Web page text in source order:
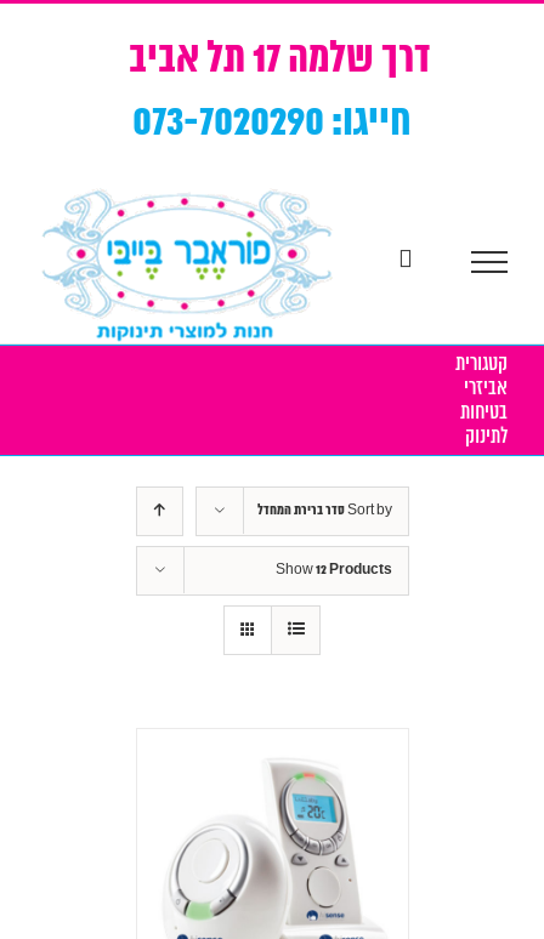
דרך שלמה 17 תל אביב
חייגו: 073-7020290
קטגורית
אביזרי
בטיחות
לתינוק
Sort byסדר ברירת המחדל
Show12 Products